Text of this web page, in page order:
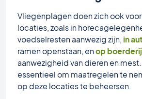
Vliegenplagen doen zich ook
locaties, zoals in
voedselresten aanwezig zijn, in
ramen openstaan, enop
aanwezigheid van dieren en
essentieel om maatregelen te
op deze locaties te beheersen.